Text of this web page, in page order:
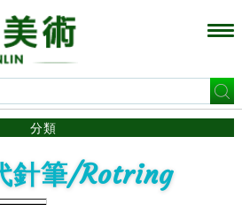
分類
針筆/Rotring